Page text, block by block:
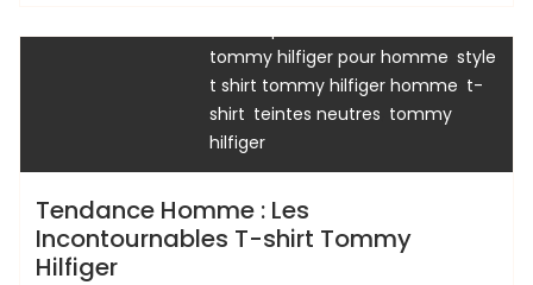
tee shirt
tommy
tommy hilfiger pour homme style
t shirt tommy hilfiger homme t-
shirt teintes neutres tommy
hilfiger
Tendance Homme : Les
Incontournables T-shirt Tommy
Hilfiger